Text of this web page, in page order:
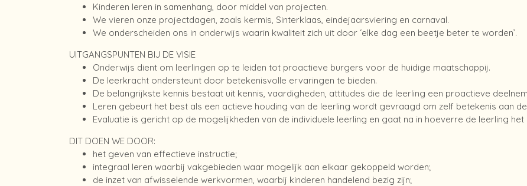
Kinderen leren in samenhang, door middel van projecten.
We vieren onze projectdagen, zoals kermis, Sinterklaas, eindejaarsviering en carnaval.
We onderscheiden ons in onderwijs waarin kwaliteit zich uit door ‘elke dag een beetje beter te worden’.
UITGANGSPUNTEN BIJ DE VISIE
Onderwijs dient om leerlingen op te leiden tot proactieve burgers voor de huidige maatschappij.
De leerkracht ondersteunt door betekenisvolle ervaringen te bieden.
De belangrijkste kennis bestaat uit kennis, vaardigheden, attitudes die de leerling een proactieve
Leren gebeurt het best als een actieve houding van de leerling wordt gevraagd om zelf betekenis aan
Evaluatie is gericht op de mogelijkheden van de individuele leerling en gaat na in hoeverre de leerling het
DIT DOEN WE DOOR:
het geven van effectieve instructie;
integraal leren waarbij vakgebieden waar mogelijk aan elkaar gekoppeld worden;
de inzet van afwisselende werkvormen, waarbij kinderen handelend bezig zijn;